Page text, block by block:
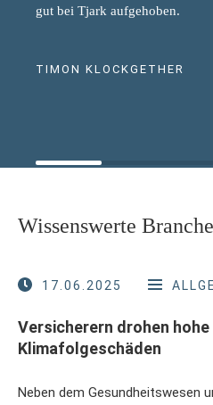
gut bei Tjark aufgehoben.
TIMON KLOCKGETHER
Wissenswerte
17.06.2025
Versicherern drohen hohe
Klimafolgeschäden
Neben dem Gesundheitswesen